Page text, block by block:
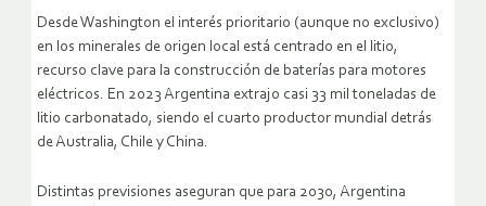
Desde Washington el interés prioritario (aunque no exclusivo)
en los minerales de origen local está centrado en el litio,
recurso clave para la construcción de baterías para motores
eléctricos. En 2023 Argentina extrajo casi 33 mil toneladas de
litio carbonatado, siendo el cuarto productor mundial detrás
de Australia, Chile y China.
Distintas previsiones aseguran que para 2030, Argentina